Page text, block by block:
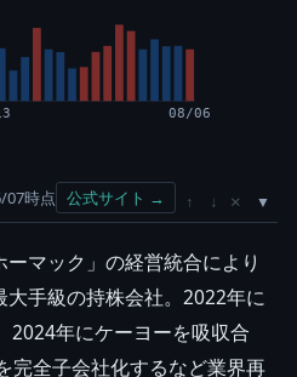
08/06
07時点 公式サイト → ↑ ↓ ×
ーマック」の経営統合により
手級の持株会社。2022年に
2024年にケーヨーを吸収合
完全子会社化するなど業界再